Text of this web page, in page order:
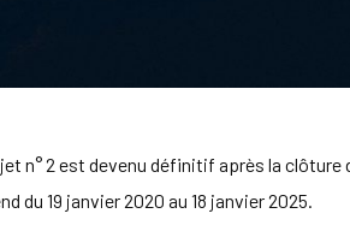
n° 2 est devenu définitif après la clôture
19 janvier 2020 au 18 janvier 2025.